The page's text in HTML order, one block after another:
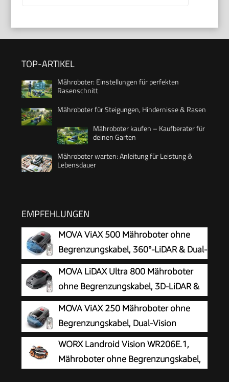
TOP-ARTIKEL
Mähroboter: Einstellungen für perfekten
Rasenschnitt
Mähroboter für Steigungen, Hindernisse & Rasen
Mähroboter kaufen – Kaufberater für
deinen Garten
Mähroboter warten: Anleitung für Leistung &
Lebensdauer
EMPFEHLUNGEN
MOVA ViAX 500 Mähroboter ohne
Begrenzungskabel, 360°-LiDAR & Dual-
KI-Vision
MOVA LiDAX Ultra 800 Mähroboter
ohne Begrenzungskabel, 3D-LiDAR &
KI Vision
MOVA ViAX 250 Mähroboter ohne
Begrenzungskabel, Dual-Vision
WORX Landroid Vision WR206E.1,
Mähroboter ohne Begrenzungskabel,